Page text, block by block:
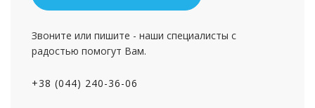
Звоните или пишите - наши специалисты с
радостью помогут Вам.
+38 (044) 240-36-06